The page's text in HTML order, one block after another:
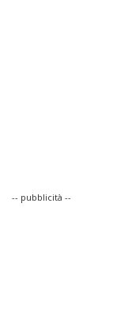
-- pubblicità --